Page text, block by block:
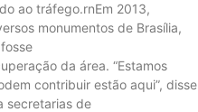
ao tráfego.rnEm 2013,
monumentos de Brasília,
da área. “Estamos
contribuir estão aqui”, disse
secretarias de